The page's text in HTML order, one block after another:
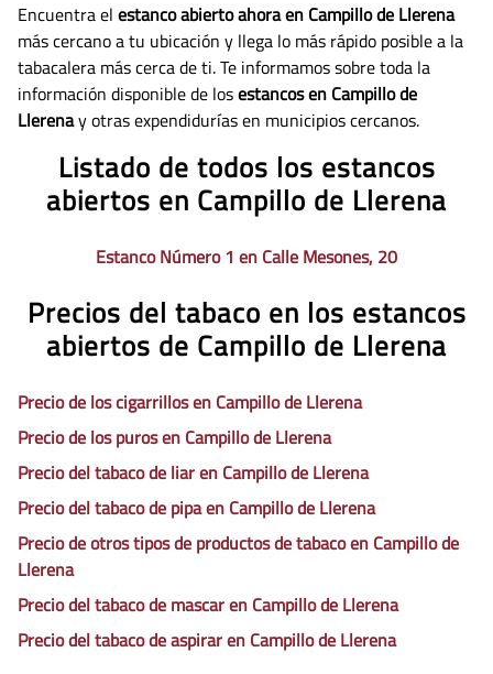
Encuentra el estanco abierto ahora en Campillo de Llerena
más cercano a tu ubicación y llega lo más rápido posible a la
tabacalera más cerca de ti. Te informamos sobre toda la
información disponible de losestancos en Campillo de
Llerenay otras expendidurías en municipios cercanos.
Listado de todos los estancos
abiertos en Campillo de Llerena
Estanco Número 1 en Calle Mesones, 20
Precios del tabaco en los estancos
abiertos de Campillo de Llerena
Precio de los cigarrillos en Campillo de Llerena
Precio de los puros en Campillo de Llerena
Precio del tabaco de liar en Campillo de Llerena
Precio del tabaco de pipa en Campillo de Llerena
Precio de otros tipos de productos de tabaco en Campillo de
Llerena
Precio del tabaco de mascar en Campillo de Llerena
Precio del tabaco de aspirar en Campillo de Llerena